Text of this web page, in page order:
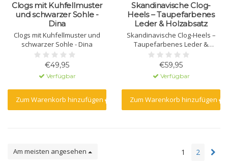
Clogs mit Kuhfellmuster
und schwarzer Sohle -
Dina
Clogs mit Kuhfellmuster und
schwarzer Sohle - Dina
€49,95
Verfügbar
Zum Warenkorb hinzufügen
Skandinavische Clog-
Heels – Taupefarbenes
Leder & Holzabsatz
Skandinavische Clog-Heels –
Taupefarbenes Leder &
Holzabsatz
€59,95
Verfügbar
Zum Warenkorb hinzufügen
Am meisten angesehen 1 2